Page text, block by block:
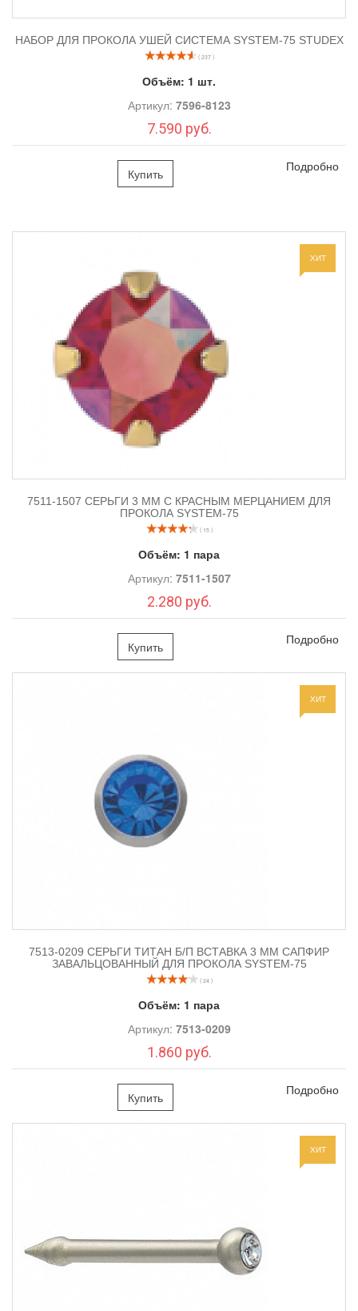
НАБОР ДЛЯ ПРОКОЛА УШЕЙ СИСТЕМА SYSTEM-75 STUDEX
( 237 )
Объём: 1 шт.
Артикул: 7596-8123
7.590 руб.
Купить Подробно
ХИТ
7511-1507 СЕРЬГИ 3 ММ С КРАСНЫМ МЕРЦАНИЕМ ДЛЯ
ПРОКОЛА SYSTEM-75
( 15 )
Объём: 1 пара
Артикул: 7511-1507
2.280 руб.
Купить Подробно
ХИТ
7513-0209 СЕРЬГИ ТИТАН Б/П ВСТАВКА 3 ММ САПФИР
ЗАВАЛЬЦОВАННЫЙ ДЛЯ ПРОКОЛА SYSTEM-75
( 24 )
Объём: 1 пара
Артикул: 7513-0209
1.860 руб.
Купить Подробно
ХИТ